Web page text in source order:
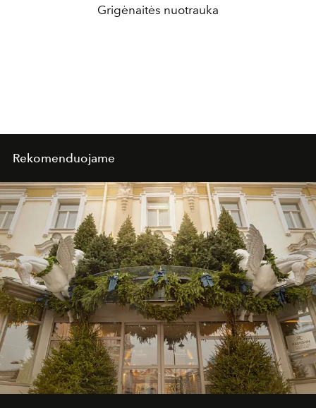
Grigėnaitės nuotrauka
Rekomenduojame